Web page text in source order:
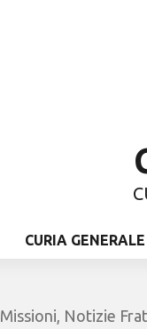
CURIA GENERALE
Notizie